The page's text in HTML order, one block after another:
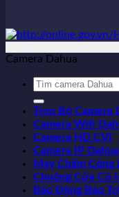
Camera Dahua
Tìm
Trọn Bộ Camera
Camera Wifi
Camera HD CVI
Camera IP Dahua
Máy Chấm Công
Chuông Cửa Có
Báo Động Báo